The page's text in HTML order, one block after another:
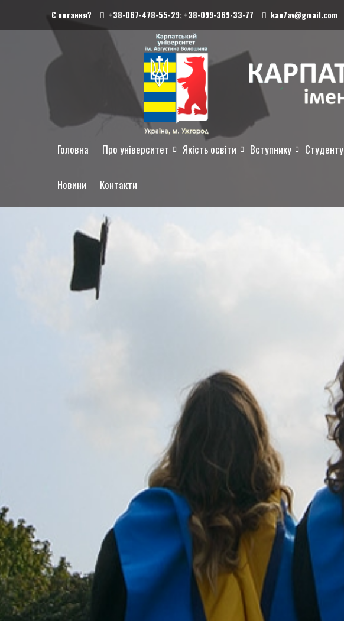
Є питання? +38-067-478-55-29; +38-099-369-33-77 kau7av@gmail.com
Головна Про університет Якість освіти Вступнику Студенту
Новини Контакти